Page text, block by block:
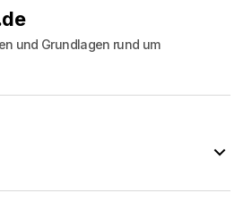
und Grundlagen rund um